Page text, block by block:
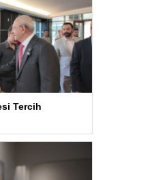
Tercih